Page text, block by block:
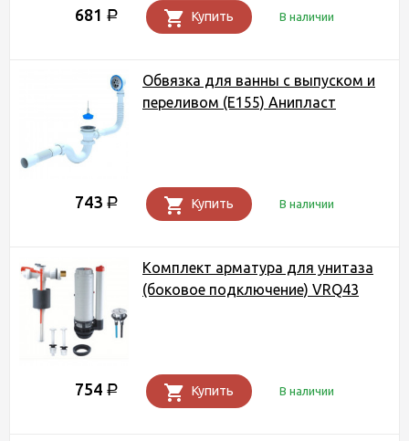
681 Р Купить В наличии
Обвязка для ванны с выпуском и
переливом (E155) Анипласт
743 Р Купить В наличии
Комплект арматура для унитаза
(боковое подключение) VRQ43
754 Р Купить В наличии